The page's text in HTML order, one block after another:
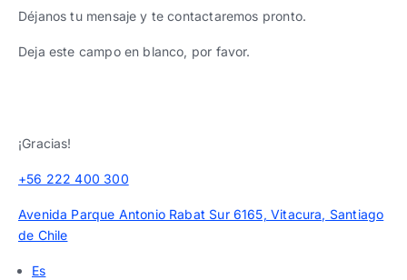
Déjanos tu mensaje y te contactaremos pronto.
Deja este campo en blanco, por favor.
¡Gracias!
+56 222 400 300
Avenida Parque Antonio Rabat Sur 6165, Vitacura, Santiago
de Chile
Es